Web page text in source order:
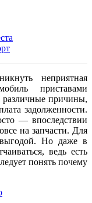
неприятная
приставами
различные причины,
задолженности.
— впоследствии
на запчасти. Для
выгодой. Но даже в
ведь есть
понять почему